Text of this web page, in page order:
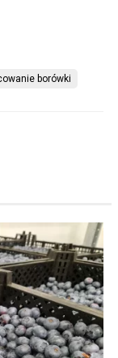
borówki